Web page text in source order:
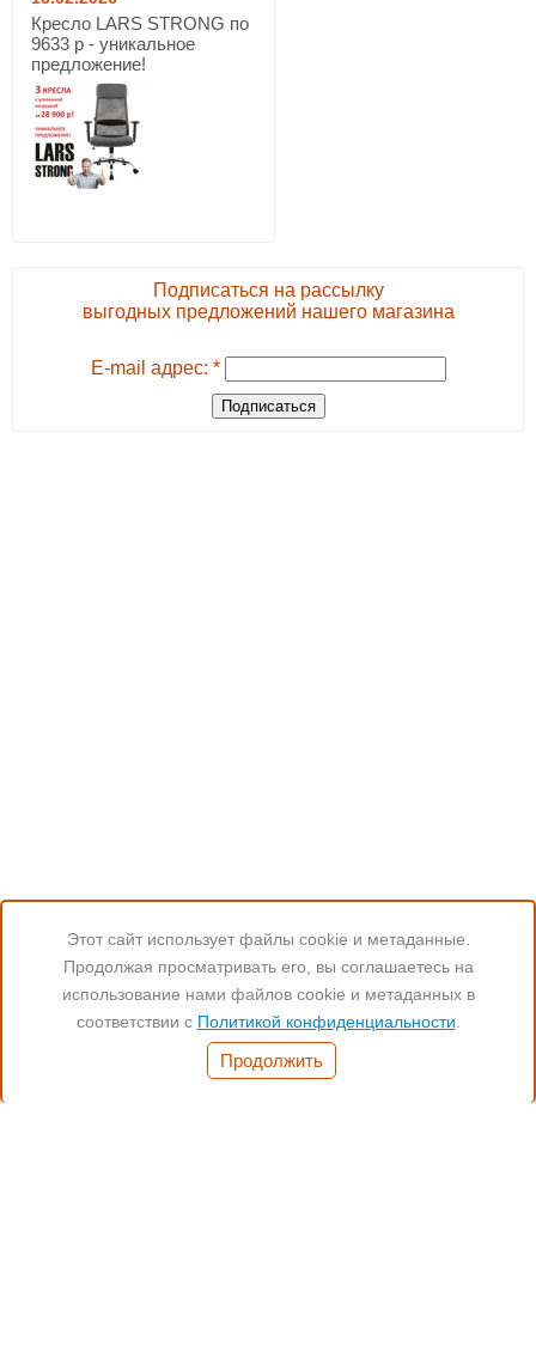
Кресло LARS STRONG по
9633 р - уникальное
предложение!
Подписаться на рассылку
выгодных предложений нашего магазина
E-mail адрес: *
Читайте нас:
Понед.- Пятн. 11:00-19:00
Этот сайт использует файлы cookie и метаданные.
Продолжая просматривать его, вы соглашаетесь на
использование нами файлов cookie и метаданных в
соответствии с Политикой конфиденциальности
Продолжить